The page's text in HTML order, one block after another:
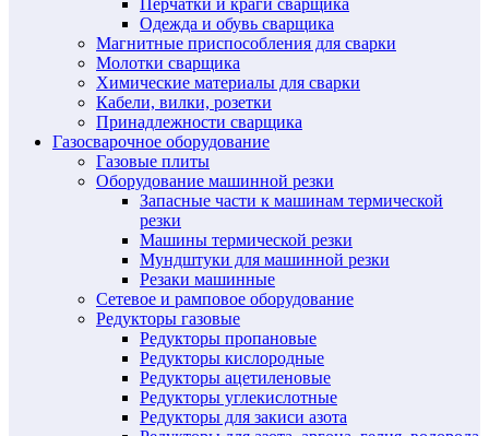
Перчатки и краги сварщика
Одежда и обувь сварщика
Магнитные приспособления для сварки
Молотки сварщика
Химические материалы для сварки
Кабели, вилки, розетки
Принадлежности сварщика
Газосварочное оборудование
Газовые плиты
Оборудование машинной резки
Запасные части к машинам термической
резки
Машины термической резки
Мундштуки для машинной резки
Резаки машинные
Сетевое и рамповое оборудование
Редукторы газовые
Редукторы пропановые
Редукторы кислородные
Редукторы ацетиленовые
Редукторы углекислотные
Редукторы для закиси азота